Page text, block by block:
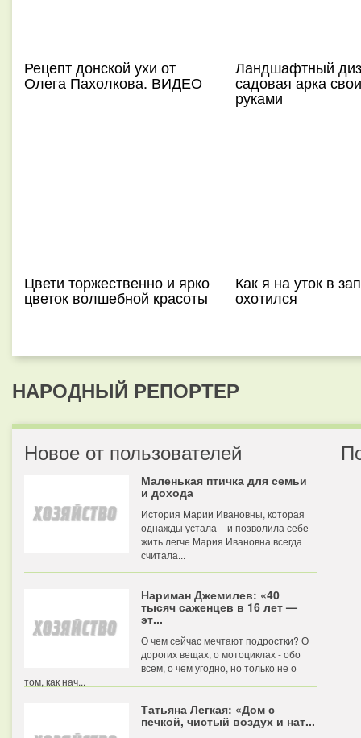
Рецепт донской ухи от
Олега Пахолкова. ВИДЕО
Ландшафтный
садовая арка
руками
Цвети торжественно и ярко
цветок волшебной красоты
Как я на уток в
охотился
НАРОДНЫЙ РЕПОРТЕР
Новое от пользователей
Маленькая птичка для семьи
и дохода
История Марии Ивановны, которая
однажды устала – и позволила себе
жить легче Мария Ивановна всегда
считала...
Нариман Джемилев: «40
тысяч саженцев в 16 лет —
эт...
О чем сейчас мечтают подростки? О
дорогих вещах, о мотоциклах - обо
всем, о чем угодно, но только не о
том, как нач...
Татьяна Легкая: «Дом с
печкой, чистый воздух и нат...